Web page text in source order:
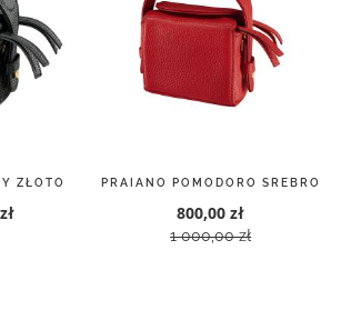
ZŁOTO PRAIANO POMODORO SREBRO
800,00 zł
1 000,00 zł